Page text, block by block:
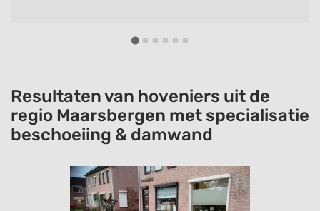
Resultaten van hoveniers uit de
regio Maarsbergen met specialisatie
beschoeiing & damwand